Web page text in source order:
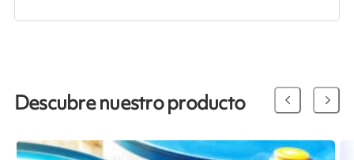
Descubre nuestro producto